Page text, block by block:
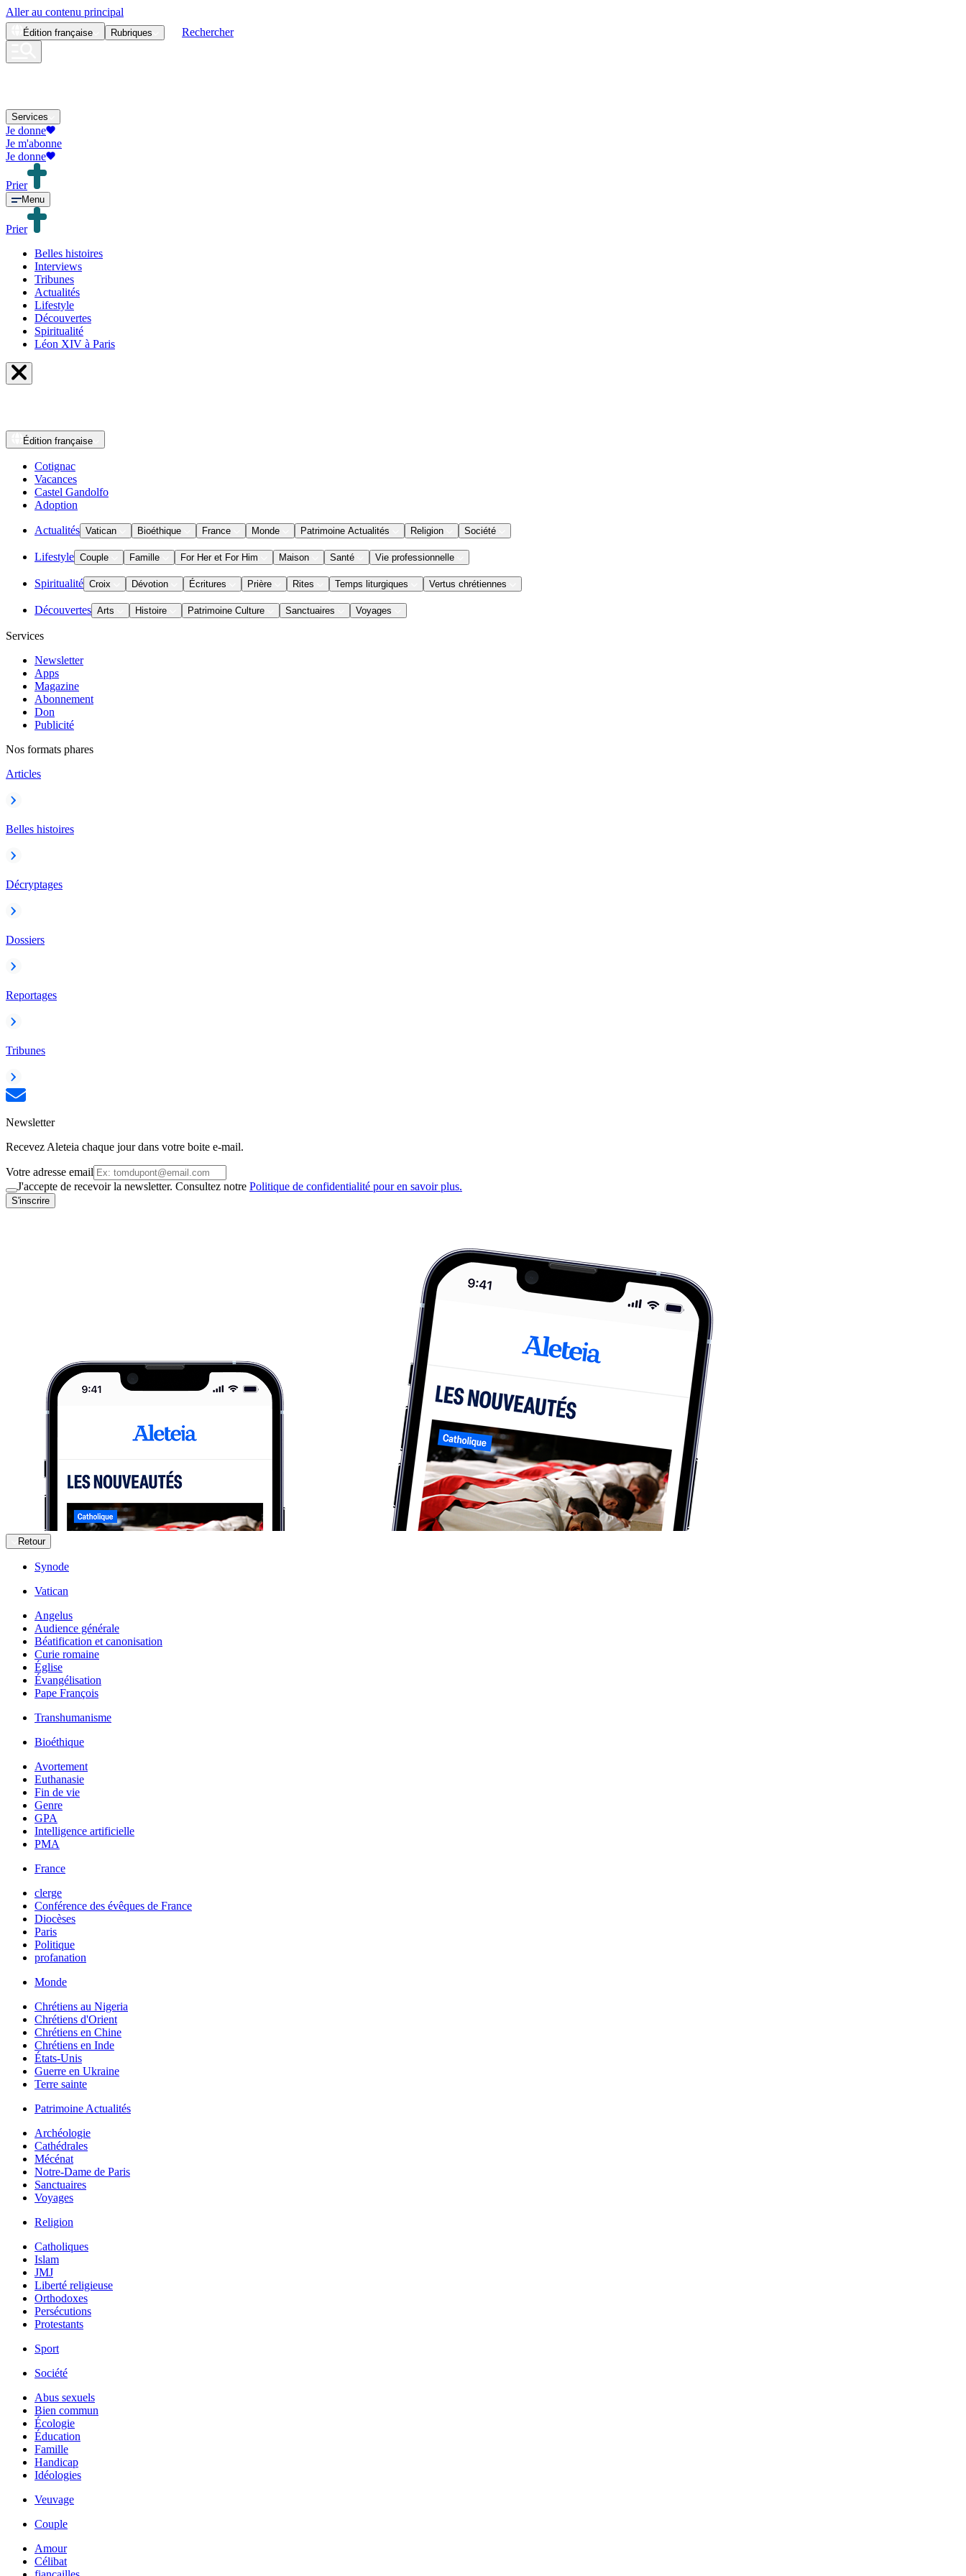
Aller au contenu principal
Édition française Rubriques Rechercher
Services
Je donne
Je m'abonne
Je donne
Prier
Menu
Prier
Belles histoires
Interviews
Tribunes
Actualités
Lifestyle
Découvertes
Spiritualité
Léon XIV à Paris
Édition française
Cotignac
Vacances
Castel Gandolfo
Adoption
Actualités Vatican Bioéthique France Monde Patrimoine Actualités Religion Société
Lifestyle Couple Famille For Her et For Him Maison Santé Vie professionnelle
Spiritualité Croix Dévotion Écritures Prière Rites Temps liturgiques Vertus chrétiennes
Découvertes Arts Histoire Patrimoine Culture Sanctuaires Voyages
Services
Newsletter
Apps
Magazine
Abonnement
Don
Publicité
Nos formats phares
Articles
Belles histoires
Décryptages
Dossiers
Reportages
Tribunes
Newsletter
Recevez Aleteia chaque jour dans votre boite e-mail.
Votre adresse email
J'accepte de recevoir la newsletter. Consultez notre Politique de confidentialité pour en savoir plus.
S'inscrire
Retour
Synode
Vatican
Angelus
Audience générale
Béatification et canonisation
Curie romaine
Église
Évangélisation
Pape François
Transhumanisme
Bioéthique
Avortement
Euthanasie
Fin de vie
Genre
GPA
Intelligence artificielle
PMA
France
clerge
Conférence des évêques de France
Diocèses
Paris
Politique
profanation
Monde
Chrétiens au Nigeria
Chrétiens d'Orient
Chrétiens en Chine
Chrétiens en Inde
États-Unis
Guerre en Ukraine
Terre sainte
Patrimoine Actualités
Archéologie
Cathédrales
Mécénat
Notre-Dame de Paris
Sanctuaires
Voyages
Religion
Catholiques
Islam
JMJ
Liberté religieuse
Orthodoxes
Persécutions
Protestants
Sport
Société
Abus sexuels
Bien commun
Écologie
Éducation
Famille
Handicap
Idéologies
Veuvage
Couple
Amour
Célibat